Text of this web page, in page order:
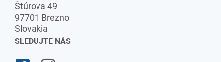
Štúrova 49
97701 Brezno
Slovakia
SLEDUJTE NÁS